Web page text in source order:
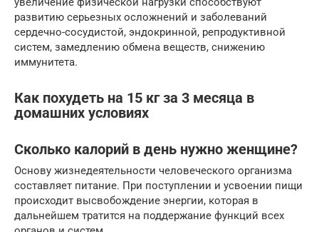
развитию серьезных осложнений и заболеваний
сердечно-сосудистой, эндокринной, репродуктивной
систем, замедлению обмена веществ, снижению
иммунитета.
Как похудеть на 15 кг за 3 месяца в
домашних условиях
Сколько калорий в день нужно женщине?
Основу жизнедеятельности человеческого организма
составляет питание. При поступлении и усвоении пищи
происходит высвобождение энергии, которая в
дальнейшем тратится на поддержание функций всех